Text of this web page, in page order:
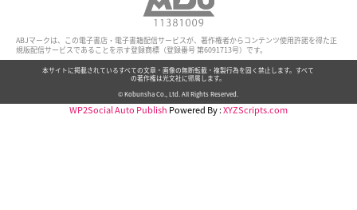
ABJマークは、この電子書店・電子書籍配信サービスが、著作権者からコンテンツ使用許諾を得た正
規版配信サービスであることを示す登録商標（登録番号 第6091713号）です。
本サイトに掲載されているすべての文章・画像の無断転載・複製行為を固く禁止します。すべて
の著作権は光文社に帰属します。
© Kobunsha Co., Ltd. All Rights Reserved.
WP2Social Auto Publish Powered By :XYZScripts.com